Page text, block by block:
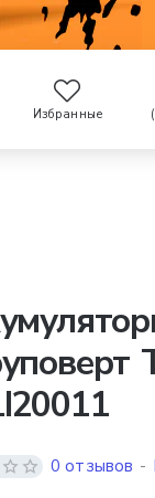
Избранные
0 отзывов -